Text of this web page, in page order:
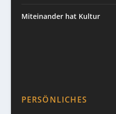
Miteinander hat Kultur
PERSÖNLICHES